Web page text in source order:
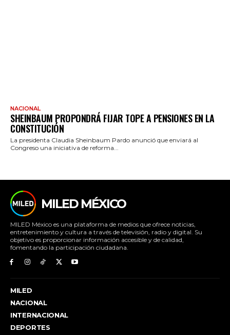
NACIONAL
SHEINBAUM PROPONDRÁ FIJAR TOPE A PENSIONES EN LA
CONSTITUCIÓN
La presidenta Claudia Sheinbaum Pardo anunció que enviará al
Congreso una iniciativa de reforma...
MILED MÉXICO
MILED México es una plataforma de medios que ofrece noticias,
entretenimiento y cultura a través de televisión, radio y digital. Su
objetivo es proporcionar información accesible y de calidad,
fomentando la participación ciudadana.
MILED
NACIONAL
INTERNACIONAL
DEPORTES